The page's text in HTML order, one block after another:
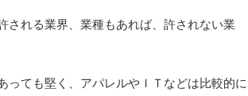
される業界、業種もあれば、許されない業
っても堅く、アパレルやＩＴなどは比較的に